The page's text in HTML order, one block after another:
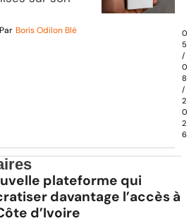
Par Boris Odilon Blé
0
5
/
0
8
/
2
0
2
6
plateforme qui
davantage l’accès à
d’Ivoire